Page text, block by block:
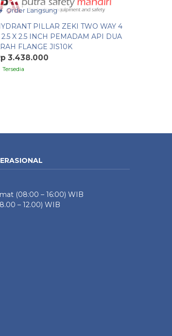
Order Langsung
PILLAR ZEKI TWO WAY 4
2.5 X 2.5 INCH PEMADAM API DUA
FLANGE JIS10K
3.438.000
Tersedia
(08:00 – 16:00) WIB
– 12.00) WIB